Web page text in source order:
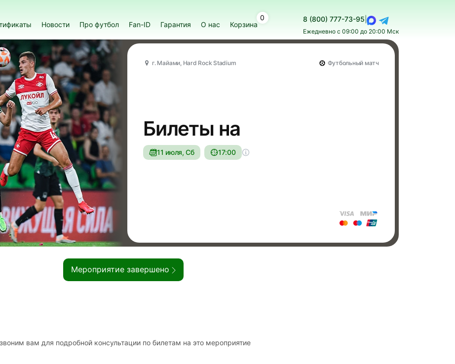
Новости Про футбол Fan-ID Гарантия О нас Корзина
0 8 (800) 777-73-95
Ежедневно с 09:00 до 20:00 Мск
г. Майами, Hard Rock Stadium Футбольный матч
Билеты на
11 июля, Сб 17:00
Мероприятие завершено
вам для подробной консультации по билетам на это мероприятие